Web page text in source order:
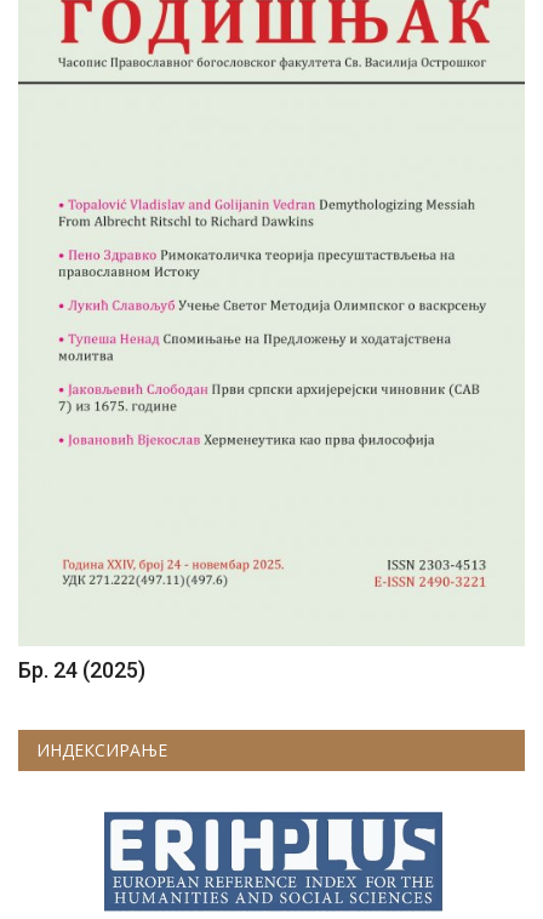
Бр. 24 (2025)
ИНДЕКСИРАЊЕ